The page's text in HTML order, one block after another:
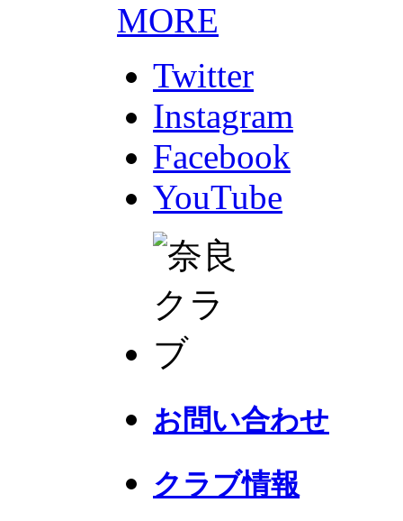
MORE
Twitter
Instagram
Facebook
YouTube
お問い合わせ
クラブ情報